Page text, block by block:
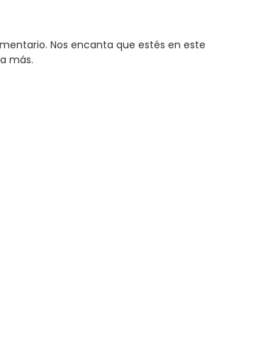
Nos encanta que estés en este
más.